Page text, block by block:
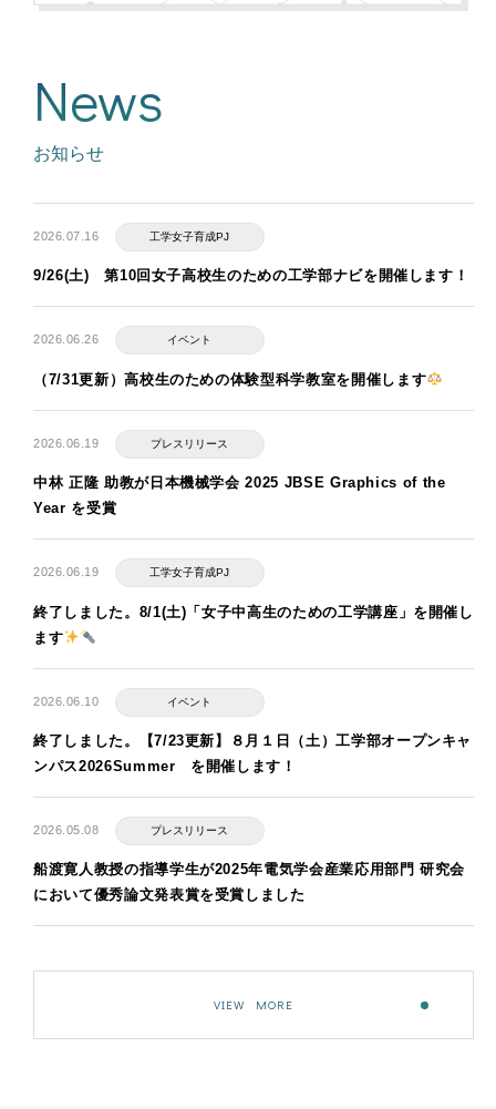
News
お知らせ
2026.07.16 工学女子育成PJ
9/26(土) 第10回女子高校生のための工学部ナビを開催します！
2026.06.26 イベント
（7/31更新）高校生のための体験型科学教室を開催します
2026.06.19 プレスリリース
中林 正隆 助教が日本機械学会 2025 JBSE Graphics of the
Year を受賞
2026.06.19 工学女子育成PJ
終了しました。8/1(土)「女子中高生のための工学講座」を開催し
ます
2026.06.10 イベント
終了しました。【7/23更新】８月１日（土）工学部オープンキャ
ンパス2026Summer を開催します！
2026.05.08 プレスリリース
船渡寛人教授の指導学生が2025年電気学会産業応用部門 研究会
において優秀論文発表賞を受賞しました
VIEW MORE